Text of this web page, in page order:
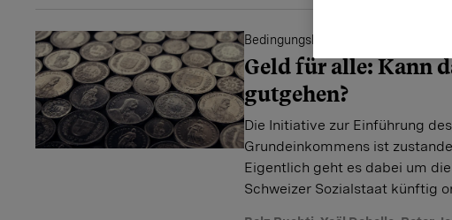
Bedingungsloses Grundeinkommen
Geld für alle: Kann
gutgehen?
Die Initiative zur Einführung
Grundeinkommens ist
Eigentlich geht es dabei um
Schweizer Sozialstaat künftig